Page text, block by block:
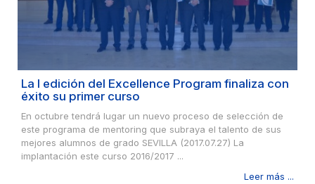
La I edición del Excellence Program finaliza con
éxito su primer curso
En octubre tendrá lugar un nuevo proceso de selección de
este programa de mentoring que subraya el talento de sus
mejores alumnos de grado SEVILLA (2017.07.27) La
implantación este curso 2016/2017 ...
Leer más ...